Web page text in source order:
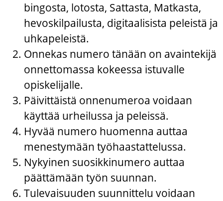
bingosta, lotosta, Sattasta, Matkasta,
hevoskilpailusta, digitaalisista peleistä ja
uhkapeleistä.
Onnekas numero tänään on avaintekijä
onnettomassa kokeessa istuvalle
opiskelijalle.
Päivittäistä onnenumeroa voidaan
käyttää urheilussa ja peleissä.
Hyvää numero huomenna auttaa
menestymään työhaastattelussa.
Nykyinen suosikkinumero auttaa
päättämään työn suunnan.
Tulevaisuuden suunnittelu voidaan